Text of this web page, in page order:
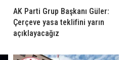
AK Parti Grup Başkanı Güler:
Çerçeve yasa teklifini yarın
açıklayacağız